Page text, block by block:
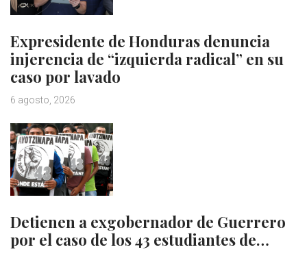
Expresidente de Honduras denuncia
injerencia de “izquierda radical” en su
caso por lavado
6 agosto, 2026
Detienen a exgobernador de Guerrero
por el caso de los 43 estudiantes de…